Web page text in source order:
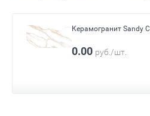
Керамогранит Sandy
Белый,
0.00 руб./шт.